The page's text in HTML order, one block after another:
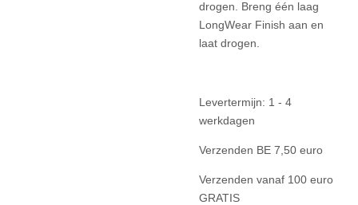
drogen. Breng één laag
LongWear Finish aan en
laat drogen.
Levertermijn: 1 - 4
werkdagen
Verzenden BE 7,50 euro
Verzenden vanaf 100 euro
GRATIS